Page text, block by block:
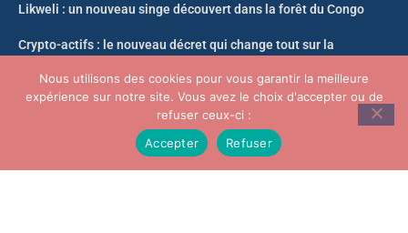
Likweli : un nouveau singe découvert dans la forêt du Congo
Crypto-actifs : le nouveau décret qui change tout sur la
Neko-Sama nouvelle adresse Août 2026
Nous utilisons des cookies pour vous garantir la meilleure
expérience sur notre site. Vous avez le choix d'accepter ou de
refuser ceux-ci :
Accepter
Refuser